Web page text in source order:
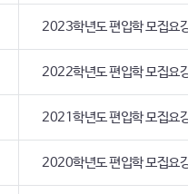
2023학년도 편입학 모집요
2022학년도 편입학 모집요
2021학년도 편입학 모집요
2020학년도 편입학 모집요